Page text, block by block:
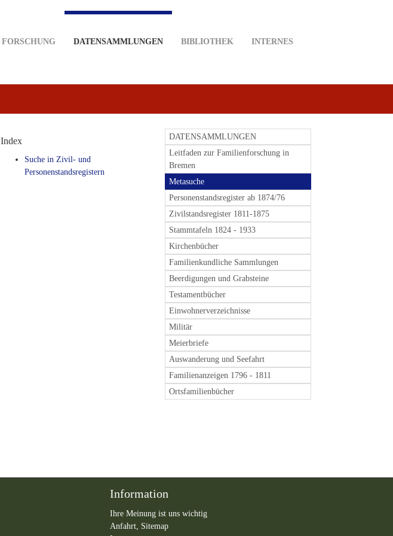
FORSCHUNG DATENSAMMLUNGEN BIBLIOTHEK INTERNES
Index
Suche in Zivil- und
Personenstandsregistern
DATENSAMMLUNGEN
Leitfaden zur Familienforschung in
Bremen
Metasuche
Personenstandsregister ab 1874/76
Zivilstandsregister 1811-1875
Stammtafeln 1824 - 1933
Kirchenbücher
Familienkundliche Sammlungen
Beerdigungen und Grabsteine
Testamentbücher
Einwohnerverzeichnisse
Militär
Meierbriefe
Auswanderung und Seefahrt
Familienanzeigen 1796 - 1811
Ortsfamilienbücher
Information
Ihre Meinung ist uns wichtig
Anfahrt, Sitemap